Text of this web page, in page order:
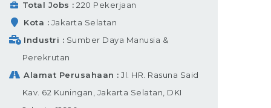
Total Jobs
220 Pekerjaan
Kota
Jakarta Selatan
Industri
Sumber Daya Manusia &
Perekrutan
Alamat Perusahaan
Jl. HR. Rasuna Said
Kav. 62 Kuningan, Jakarta Selatan, DKI